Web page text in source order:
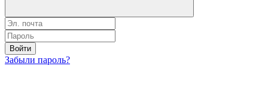
Войти
Забыли пароль?